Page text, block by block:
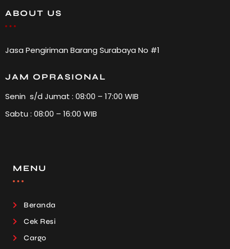
ABOUT US
Jasa Pengiriman Barang Surabaya No #1
JAM OPRASIONAL
Senin s/d Jumat : 08:00 – 17:00 WIB
Sabtu : 08:00 – 16:00 WIB
MENU
Beranda
Cek Resi
Cargo